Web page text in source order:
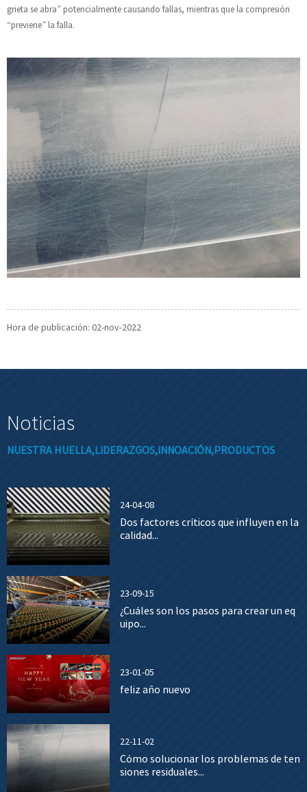
grieta se abra” potencialmente causando fallas, mientras que la compresión
“previene” la falla.
Hora de publicación: 02-nov-2022
Noticias
NUESTRA HUELLA,LIDERAZGOS,INNOACIÓN,PRODUCTOS
24-04-08
Dos factores críticos que influyen en la
calidad...
23-09-15
¿Cuáles son los pasos para crear un eq
uipo...
23-01-05
feliz año nuevo
22-11-02
Cómo solucionar los problemas de ten
siones residuales...